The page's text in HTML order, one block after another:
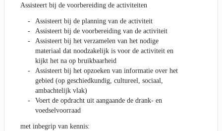
Assisteert bij de voorbereiding de activiteiten
Assisteert bij de planning van de activiteit
Assisteert bij de voorbereiding van de activiteit
Assisteert bij het verzamelen van het nodige
materiaal dat noodzakelijk is voor de activiteit en
kijkt het na op bruikbaarheid
Assisteert bij het opzoeken van informatie over het
gebied (op geschiedkundig, cultureel, sociaal,
ambachtelijk vlak)
Voert de opdracht uit aangaande de drank- en
voedselvoorraad
met inbegrip van kennis: